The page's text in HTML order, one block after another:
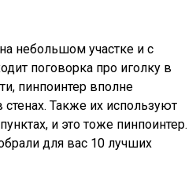
небольшом участке и с
поговорка про иголку в
пинпоинтер вполне
Также их используют
и это тоже пинпоинтер.
для вас 10 лучших